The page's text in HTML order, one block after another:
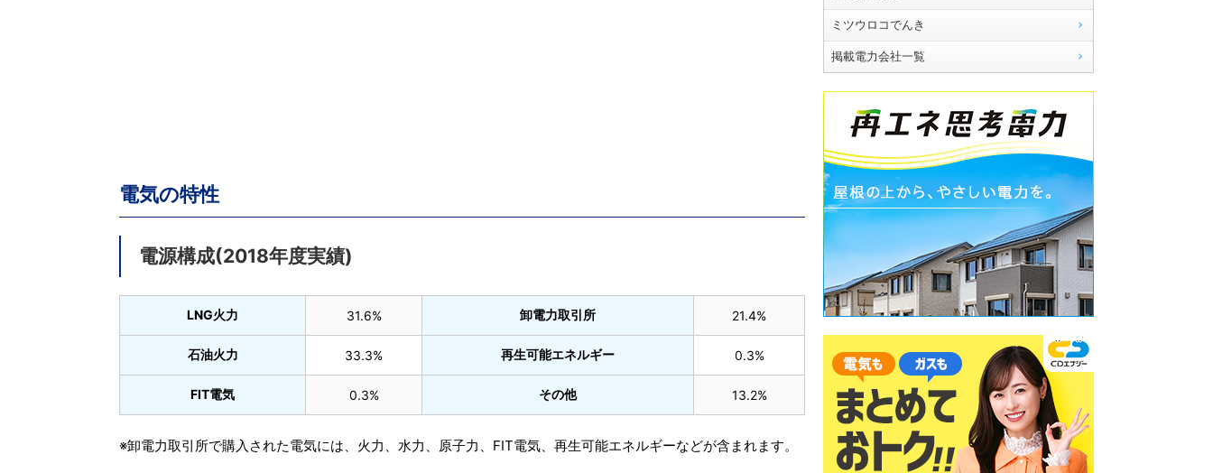
電気の特性
電源構成(2018年度実績)
LNG火力 31.6% 卸電力取引所 21.4%
石油火力 33.3% 再生可能エネルギー 0.3%
FIT電気 0.3% その他 13.2%
※卸電力取引所で購入された電気には、火力、水力、原子力、FIT電気、再生可能エネルギーなどが含まれます。
ミツウロコでんき
掲載電力会社一覧